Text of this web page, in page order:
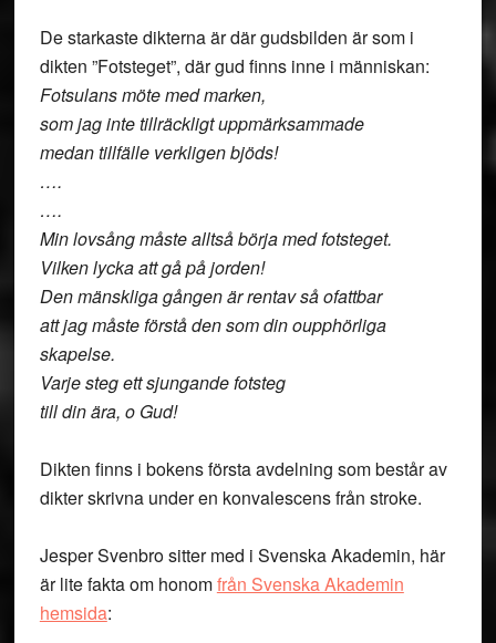
De starkaste dikterna är där gudsbilden är som i
dikten ”Fotsteget”, där gud finns inne i människan:
Fotsulans möte med marken,
som jag inte tillräckligt uppmärksammade
medan tillfälle verkligen bjöds!
….
….
Min lovsång måste alltså börja med fotsteget.
Vilken lycka att gå på jorden!
Den mänskliga gången är rentav så ofattbar
att jag måste förstå den som din oupphörliga
skapelse.
Varje steg ett sjungande fotsteg
till din ära, o Gud!
Dikten finns i bokens första avdelning som består av
dikter skrivna under en konvalescens från stroke.
Jesper Svenbro sitter med i Svenska Akademin, här
är lite fakta om honomfrån Svenska Akademin
hemsida: